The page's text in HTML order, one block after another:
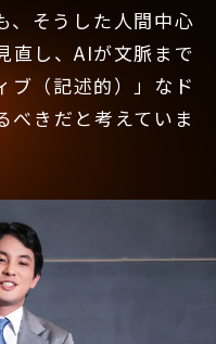
、そうした人間中心
直し、AIが文脈まで
ブ（記述的）」なド
べきだと考えていま